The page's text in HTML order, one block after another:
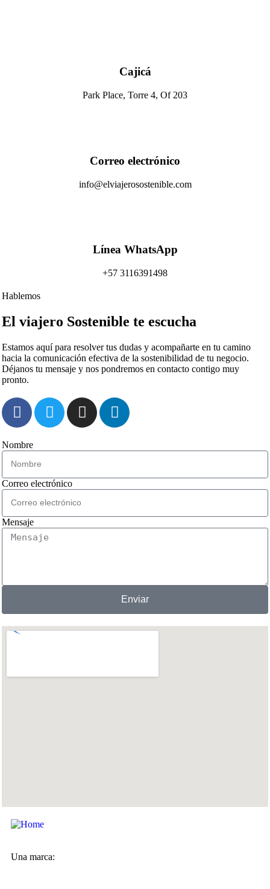
Cajicá
Park Place, Torre 4, Of 203
Correo electrónico
info@elviajerosostenible.com
Línea WhatsApp
+57 3116391498
Hablemos
El viajero Sostenible te escucha
Estamos aquí para resolver tus dudas y acompañarte en tu camino
hacia la comunicación efectiva de la sostenibilidad de tu negocio.
Déjanos tu mensaje y nos pondremos en contacto contigo muy
pronto.
Nombre
Correo electrónico
Mensaje
Enviar
Una marca: